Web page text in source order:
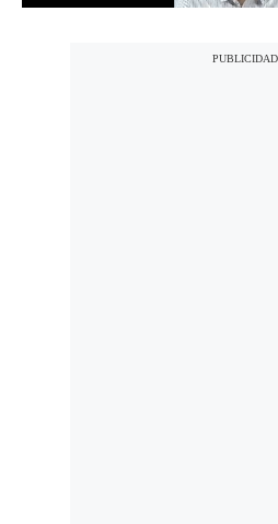
Gestión TV